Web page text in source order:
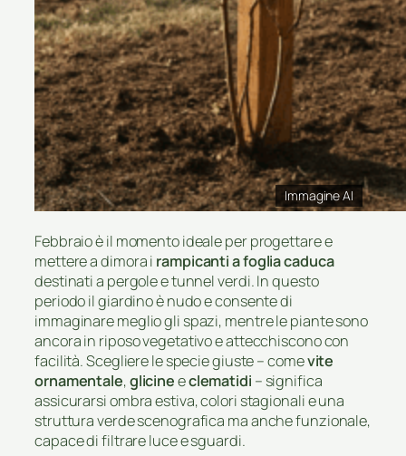
Immagine AI
Febbraio è il momento ideale per progettare e
mettere a dimora i rampicanti a foglia caduca
destinati a pergole e tunnel verdi. In questo
periodo il giardino è nudo e consente di
immaginare meglio gli spazi, mentre le piante sono
ancora in riposo vegetativo e attecchiscono con
facilità. Scegliere le specie giuste – comevite
ornamentale,glicineeclematidi – significa
assicurarsi ombra estiva, colori stagionali e una
struttura verde scenografica ma anche funzionale,
capace di filtrare luce e sguardi.